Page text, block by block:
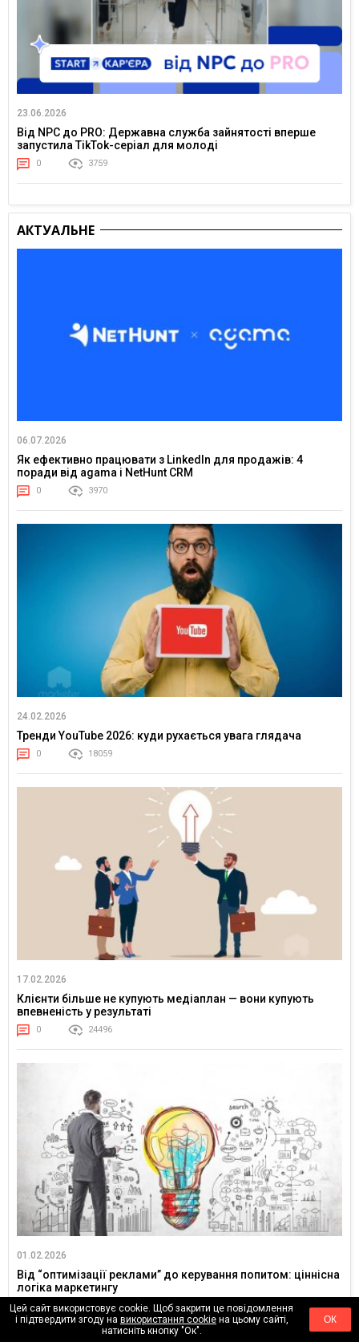
23.06.2026
Від NPC до PRO: Державна служба зайнятості вперше
запустила TikTok-серіал для молоді
0 3759
АКТУАЛЬНЕ
06.07.2026
Як ефективно працювати з LinkedIn для продажів: 4
поради від agama і NetHunt CRM
0 3970
24.02.2026
Тренди YouTube 2026: куди рухається увага глядача
0 18059
17.02.2026
Клієнти більше не купують медіаплан — вони купують
впевненість у результаті
0 24496
01.02.2026
Від “оптимізації реклами” до керування попитом: ціннісна
логіка маркетингу
0 4596
Цей сайт використовує cookie. Щоб закрити це повідомлення
і підтвердити згоду на використання cookieна цьому сайті,
натисніть кнопку "Ок".
ОК